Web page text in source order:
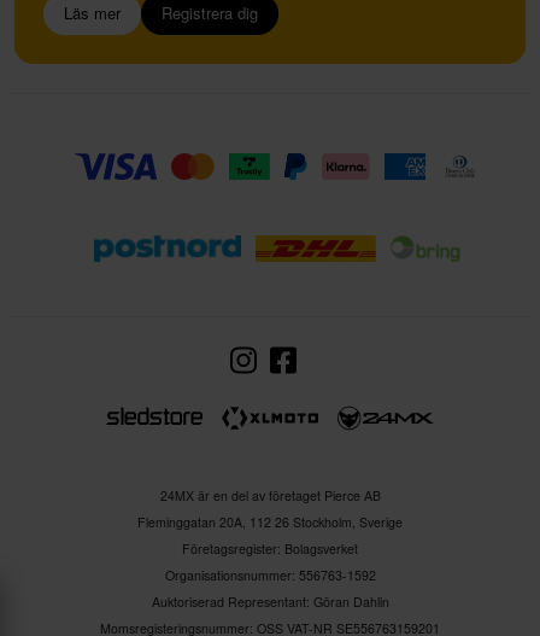
Läs mer Registrera dig
24MX är en del av företaget Pierce AB
Fleminggatan 20A, 112 26 Stockholm, Sverige
Företagsregister: Bolagsverket
Organisationsnummer: 556763-1592
Auktoriserad Representant: Göran Dahlin
Momsregisteringsnummer: OSS VAT-NR SE556763159201